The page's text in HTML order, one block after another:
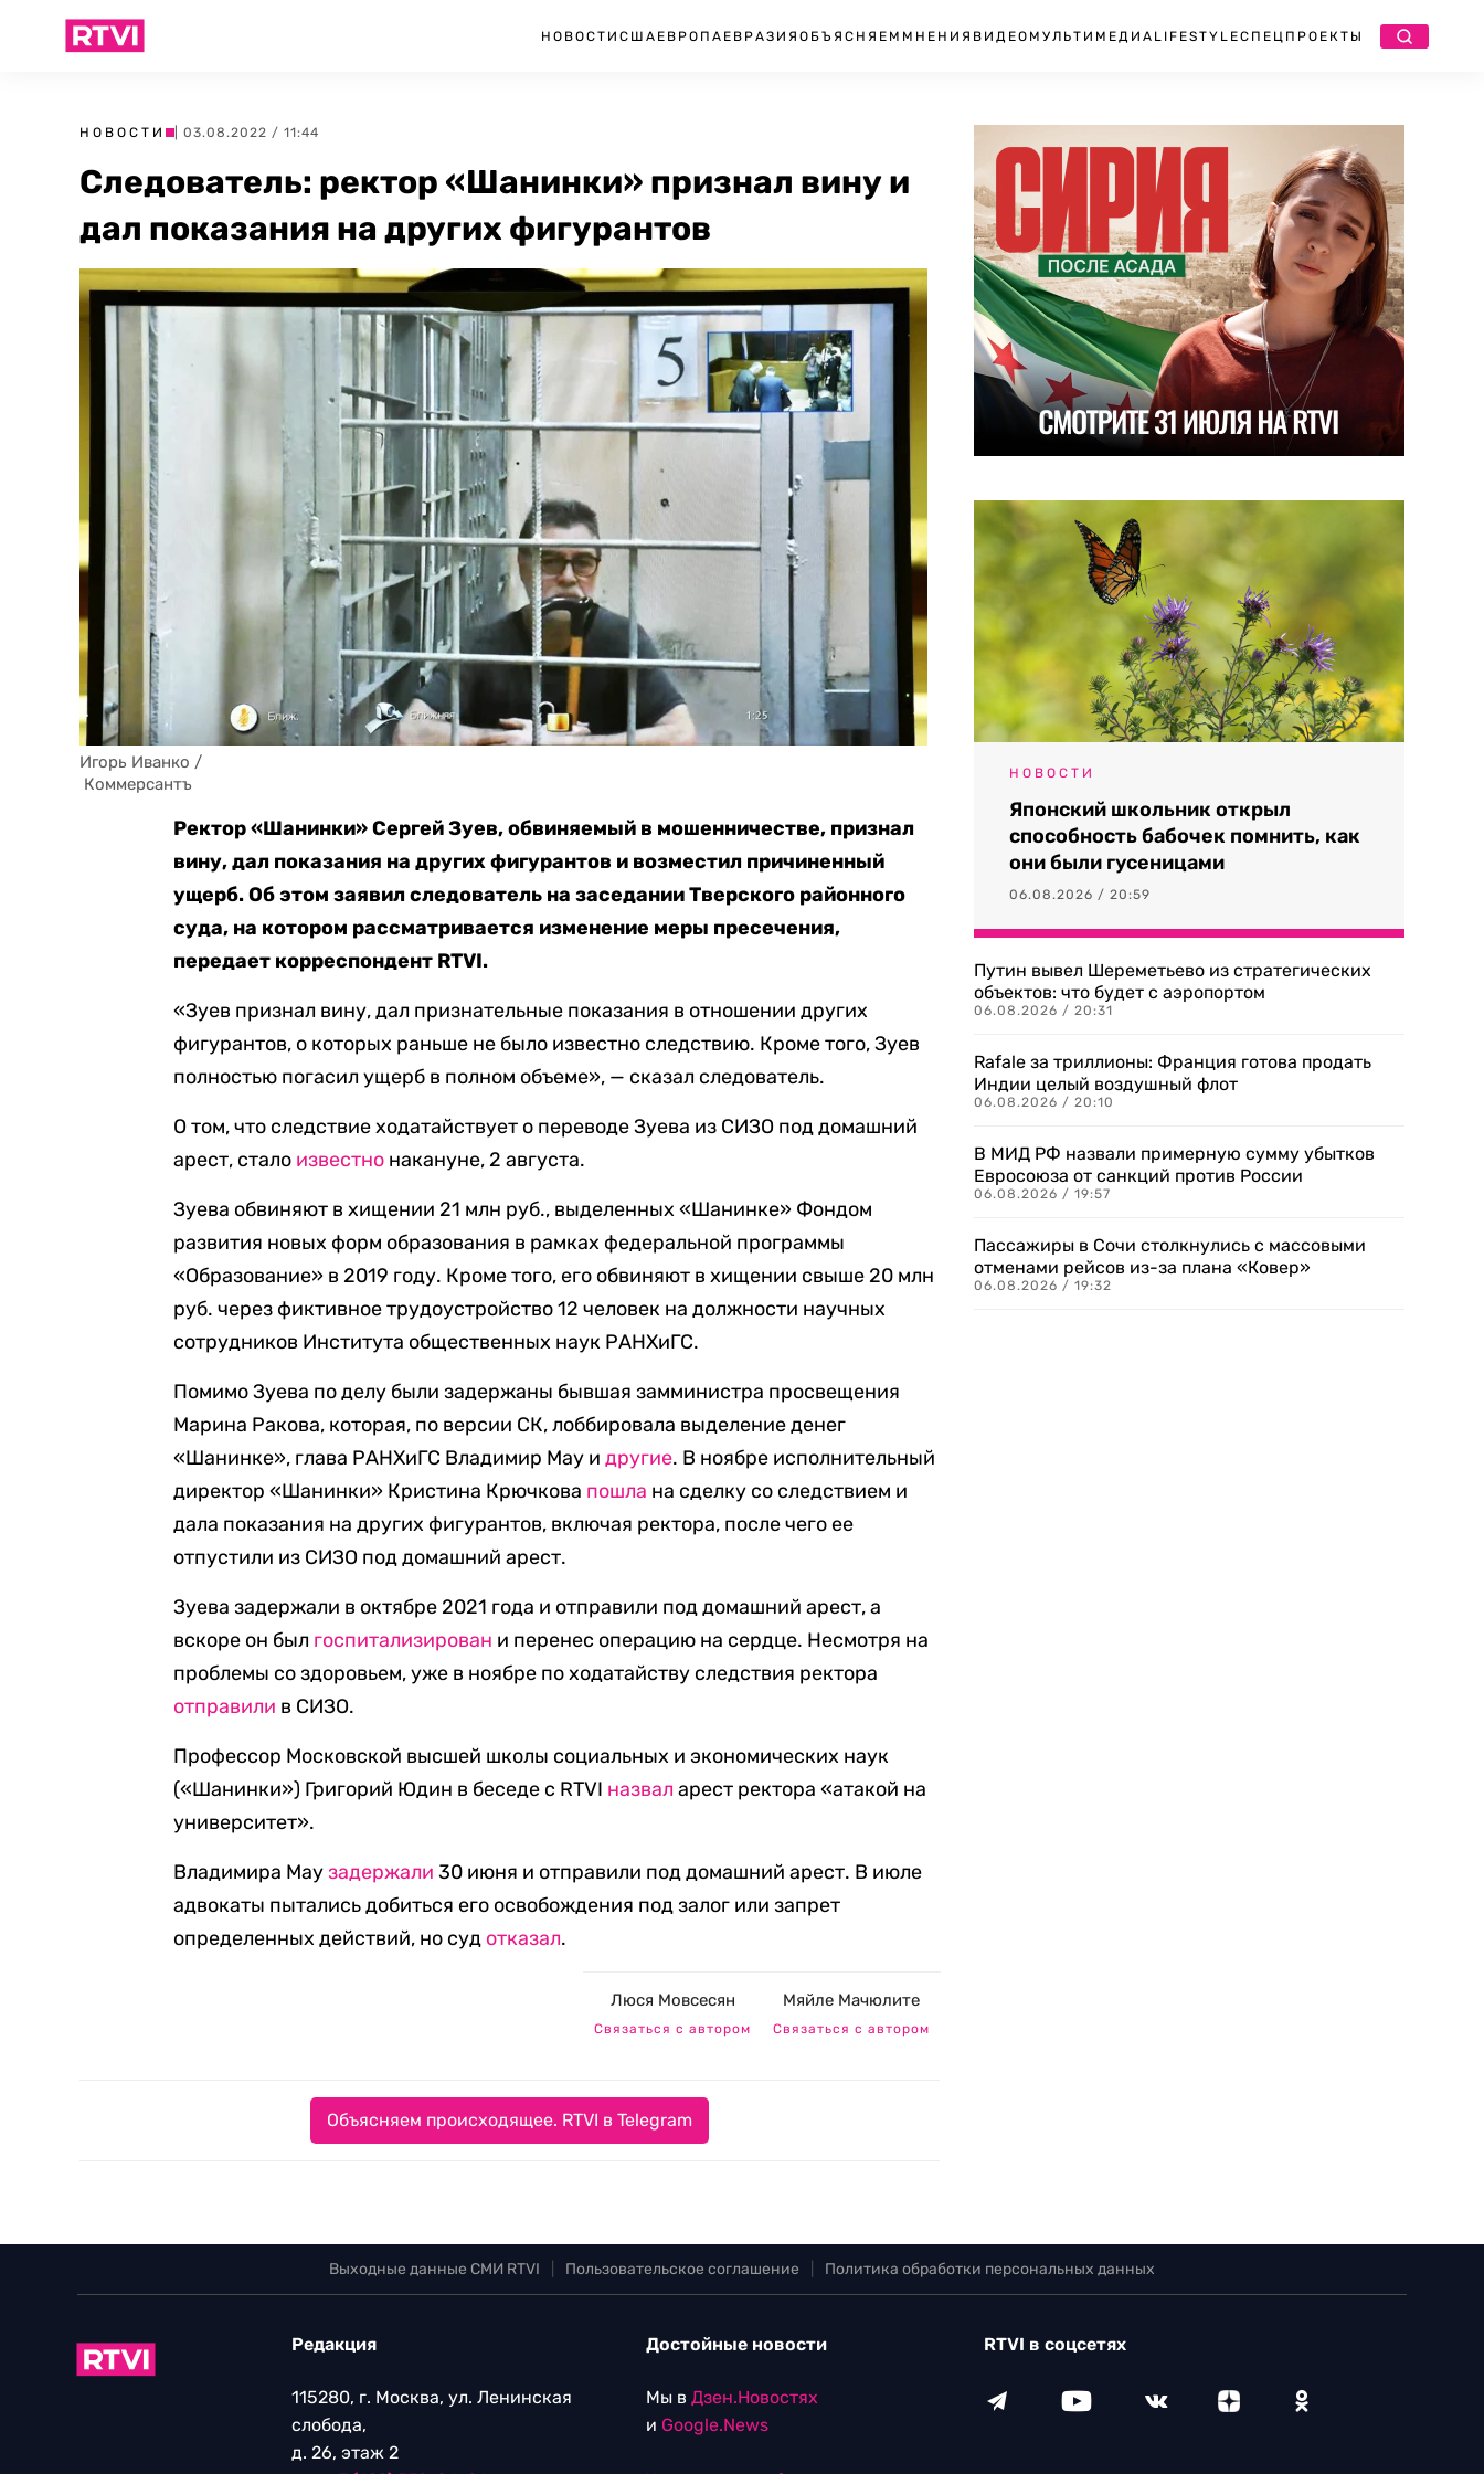
НОВОСТИ США ЕВРОПА ЕВРАЗИЯ ОБЪЯСНЯЕМ МНЕНИЯ ВИДЕО МУЛЬТИМЕДИА LIFESTYLEСПЕЦПРОЕКТЫ
НОВОСТИ | 03.08.2022 / 11:44
Следователь: ректор «Шанинки» признал вину и
дал показания на других фигурантов
Игорь Иванко /
Коммерсантъ
Ректор «Шанинки» Сергей Зуев, обвиняемый в мошенничестве, признал
вину, дал показания на других фигурантов и возместил причиненный
ущерб. Об этом заявил следователь на заседании Тверского районного
суда, на котором рассматривается изменение меры пресечения,
передает корреспондент RTVI.
«Зуев признал вину, дал признательные показания в отношении других
фигурантов, о которых раньше не было известно следствию. Кроме того, Зуев
полностью погасил ущерб в полном объеме», — сказал следователь.
О том, что следствие ходатайствует о переводе Зуева из СИЗО под домашний
арест, стало известно накануне, 2 августа.
Зуева обвиняют в хищении 21 млн руб., выделенных «Шанинке» Фондом
развития новых форм образования в рамках федеральной программы
«Образование» в 2019 году. Кроме того, его обвиняют в хищении свыше 20 млн
руб. через фиктивное трудоустройство 12 человек на должности научных
сотрудников Института общественных наук РАНХиГС.
Помимо Зуева по делу были задержаны бывшая замминистра просвещения
Марина Ракова, которая, по версии СК, лоббировала выделение денег
«Шанинке», глава РАНХиГС Владимир Мау идругие. В ноябре исполнительный
директор «Шанинки» Кристина Крючкова пошла на сделку со следствием и
дала показания на других фигурантов, включая ректора, после чего ее
отпустили из СИЗО под домашний арест.
Зуева задержали в октябре 2021 года и отправили под домашний арест, а
вскоре он был госпитализирован и перенес операцию на сердце. Несмотря на
проблемы со здоровьем, уже в ноябре по ходатайству следствия ректора
отправили в СИЗО.
Профессор Московской высшей школы социальных и экономических наук
(«Шанинки») Григорий Юдин в беседе с RTVI назвал арест ректора «атакой на
университет».
Владимира Маузадержали 30 июня и отправили под домашний арест. В июле
адвокаты пытались добиться его освобождения под залог или запрет
определенных действий, но суд отказал.
Люся Мовсесян
Связаться с автором
Мяйле Мачюлите
Связаться с автором
Объясняем происходящее. RTVI в Telegram
НОВОСТИ
Японский школьник открыл
способность бабочек помнить, как
они были гусеницами
06.08.2026 / 20:59
Путин вывел Шереметьево из стратегических
объектов: что будет с аэропортом
06.08.2026 / 20:31
Rafale за триллионы: Франция готова продать
Индии целый воздушный флот
06.08.2026 / 20:10
В МИД РФ назвали примерную сумму убытков
Евросоюза от санкций против России
06.08.2026 / 19:57
Пассажиры в Сочи столкнулись с массовыми
отменами рейсов из-за плана «Ковер»
06.08.2026 / 19:32
Выходные данные СМИ RTVI Пользовательское соглашение Политика обработки персональных данных
Редакция
115280, г. Москва, ул. Ленинская
слобода,
д. 26, этаж 2
Достойные новости
Мы в Дзен.Новостях
и Google.News
RTVI в соцсетях